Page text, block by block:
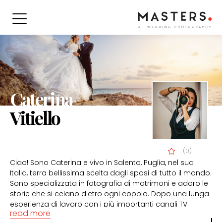
Caterina
Vitiello
(0)
Ciao! Sono Caterina e vivo in Salento, Puglia, nel sud
Italia, terra bellissima scelta dagli sposi di tutto il mondo.
Sono specializzata in fotografia di matrimoni e adoro le
storie che si celano dietro ogni coppia. Dopo una lunga
esperienza di lavoro con i più importanti canali TV
nazionali ed internazionali, ho deciso di mettere le mie
read more